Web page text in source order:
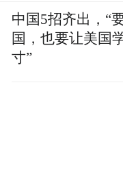
中国5招齐出，“
国，也要让美国
寸”